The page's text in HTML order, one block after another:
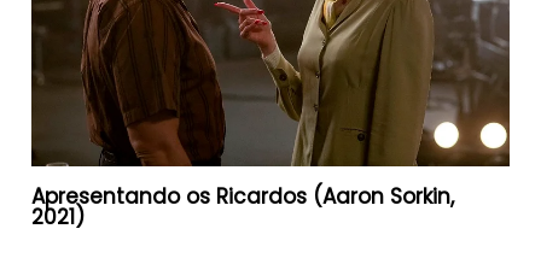
Apresentando os Ricardos (Aaron Sorkin,
2021)